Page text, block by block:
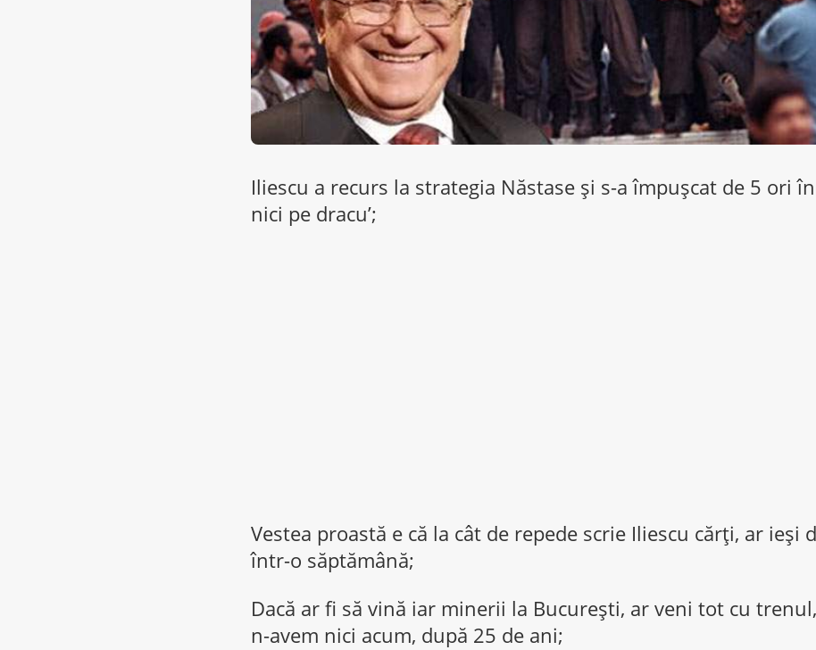
Iliescu a recurs la strategia Năstase şi s-a împuşcat de 5 ori
nici pe dracu’;
Vestea proastă e că la cât de repede scrie Iliescu cărţi, ar ieşi
într-o săptămână;
Dacă ar fi să vină iar minerii la Bucureşti, ar veni tot cu
n-avem nici acum, după 25 de ani;